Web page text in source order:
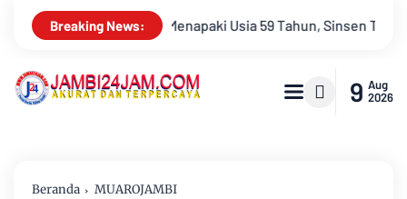
Breaking News:
Sinsen Teguhkan Semangat “Sustainably Growing” Hari
9 Aug
2026
Beranda MUAROJAMBI